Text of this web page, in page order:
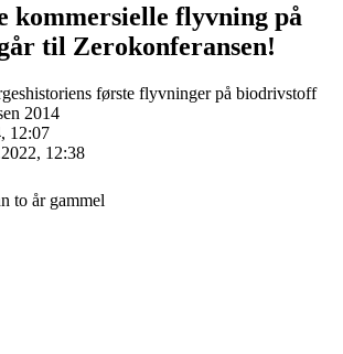
kommersielle flyvning på
til Zerokonferansen!
første flyvninger på biodrivstoff
2014
12:07
12:38
to år gammel